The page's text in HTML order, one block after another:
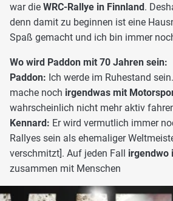
war die WRC-Rallye in Finnland.
denn damit zu beginnen ist eine
Spaß gemacht und ich bin immer
Wo wird Paddon mit 70 Jahren sein:
Paddon: Ich werde im Ruhestand
mache noch irgendwas mit
wahrscheinlich nicht mehr aktiv
Kennard: Er wird vermutlich immer
Rallyes sein als ehemaliger
verschmitzt]. Auf jeden Fall irgendwo
zusammen mit Menschen